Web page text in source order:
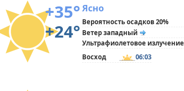
+35°
+24°
Ясно
Вероятность осадков 20%
Ветер западный
Ультрафиолетовое излучение
Восход
06:03